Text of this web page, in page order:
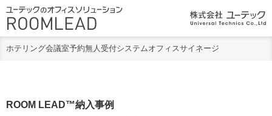
ホテリング会議室予約無人受付システムオフィスサイネージ
ROOM LEAD™納入事例